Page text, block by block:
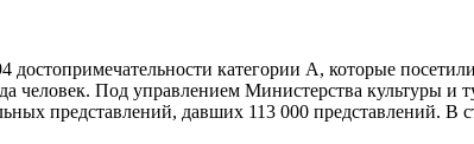
категории А, которые
Под управлением Министерства культуры и
представлений, давших 113 000 представлений. В